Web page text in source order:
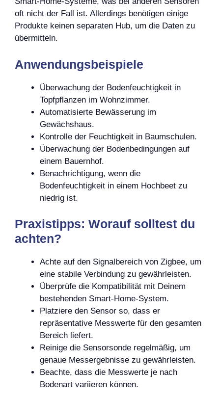
oft nicht der Fall ist. Allerdings benötigen einige
Produkte keinen separaten Hub, um die Daten zu
übermitteln.
Anwendungsbeispiele
Überwachung der Bodenfeuchtigkeit in
Topfpflanzen im Wohnzimmer.
Automatisierte Bewässerung im
Gewächshaus.
Kontrolle der Feuchtigkeit in Baumschulen.
Überwachung der Bodenbedingungen auf
einem Bauernhof.
Benachrichtigung, wenn die
Bodenfeuchtigkeit in einem Hochbeet zu
niedrig ist.
Praxistipps: Worauf solltest du
achten?
Achte auf den Signalbereich von Zigbee, um
eine stabile Verbindung zu gewährleisten.
Überprüfe die Kompatibilität mit Deinem
bestehenden Smart-Home-System.
Platziere den Sensor so, dass er
repräsentative Messwerte für den gesamten
Bereich liefert.
Reinige die Sensorsonde regelmäßig, um
genaue Messergebnisse zu gewährleisten.
Beachte, dass die Messwerte je nach
Bodenart variieren können.